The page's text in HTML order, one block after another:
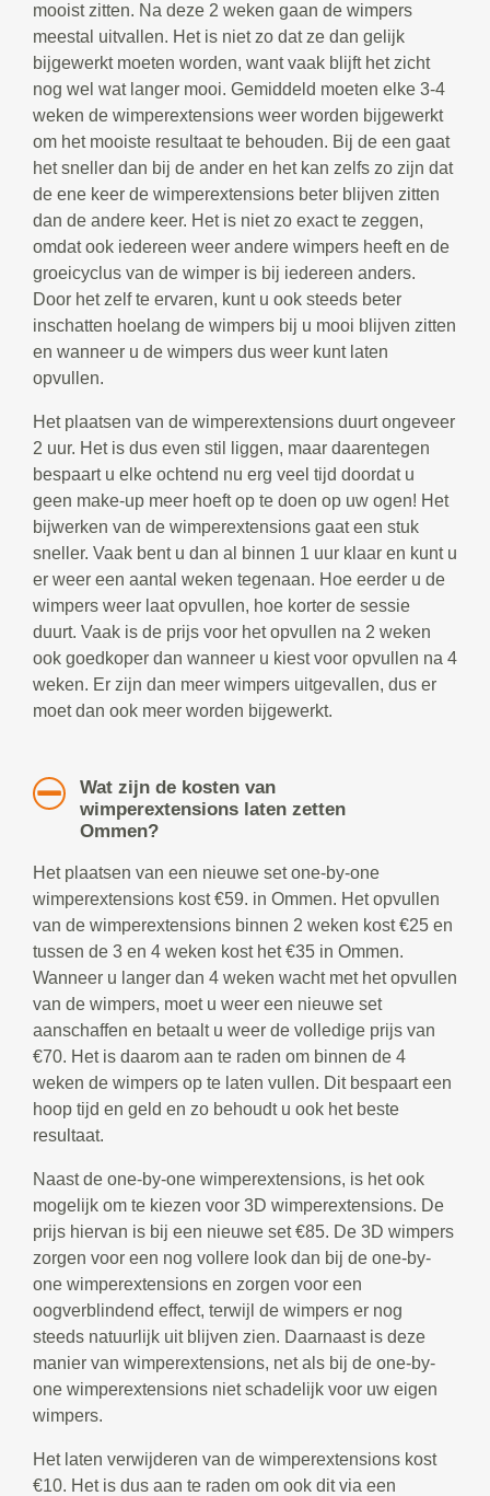
mooist zitten. Na deze 2 weken gaan de wimpers
meestal uitvallen. Het is niet zo dat ze dan gelijk
bijgewerkt moeten worden, want vaak blijft het zicht
nog wel wat langer mooi. Gemiddeld moeten elke 3-4
weken de wimperextensions weer worden bijgewerkt
om het mooiste resultaat te behouden. Bij de een gaat
het sneller dan bij de ander en het kan zelfs zo zijn dat
de ene keer de wimperextensions beter blijven zitten
dan de andere keer. Het is niet zo exact te zeggen,
omdat ook iedereen weer andere wimpers heeft en de
groeicyclus van de wimper is bij iedereen anders.
Door het zelf te ervaren, kunt u ook steeds beter
inschatten hoelang de wimpers bij u mooi blijven zitten
en wanneer u de wimpers dus weer kunt laten
opvullen.
Het plaatsen van de wimperextensions duurt ongeveer
2 uur. Het is dus even stil liggen, maar daarentegen
bespaart u elke ochtend nu erg veel tijd doordat u
geen make-up meer hoeft op te doen op uw ogen! Het
bijwerken van de wimperextensions gaat een stuk
sneller. Vaak bent u dan al binnen 1 uur klaar en kunt u
er weer een aantal weken tegenaan. Hoe eerder u de
wimpers weer laat opvullen, hoe korter de sessie
duurt. Vaak is de prijs voor het opvullen na 2 weken
ook goedkoper dan wanneer u kiest voor opvullen na 4
weken. Er zijn dan meer wimpers uitgevallen, dus er
moet dan ook meer worden bijgewerkt.
Wat zijn de kosten van
wimperextensions laten zetten
Ommen?
Het plaatsen van een nieuwe set one-by-one
wimperextensions kost €59. in Ommen. Het opvullen
van de wimperextensions binnen 2 weken kost €25 en
tussen de 3 en 4 weken kost het €35 in Ommen.
Wanneer u langer dan 4 weken wacht met het opvullen
van de wimpers, moet u weer een nieuwe set
aanschaffen en betaalt u weer de volledige prijs van
€70. Het is daarom aan te raden om binnen de 4
weken de wimpers op te laten vullen. Dit bespaart een
hoop tijd en geld en zo behoudt u ook het beste
resultaat.
Naast de one-by-one wimperextensions, is het ook
mogelijk om te kiezen voor 3D wimperextensions. De
prijs hiervan is bij een nieuwe set €85. De 3D wimpers
zorgen voor een nog vollere look dan bij de one-by-
one wimperextensions en zorgen voor een
oogverblindend effect, terwijl de wimpers er nog
steeds natuurlijk uit blijven zien. Daarnaast is deze
manier van wimperextensions, net als bij de one-by-
one wimperextensions niet schadelijk voor uw eigen
wimpers.
Het laten verwijderen van de wimperextensions kost
€10. Het is dus aan te raden om ook dit via een